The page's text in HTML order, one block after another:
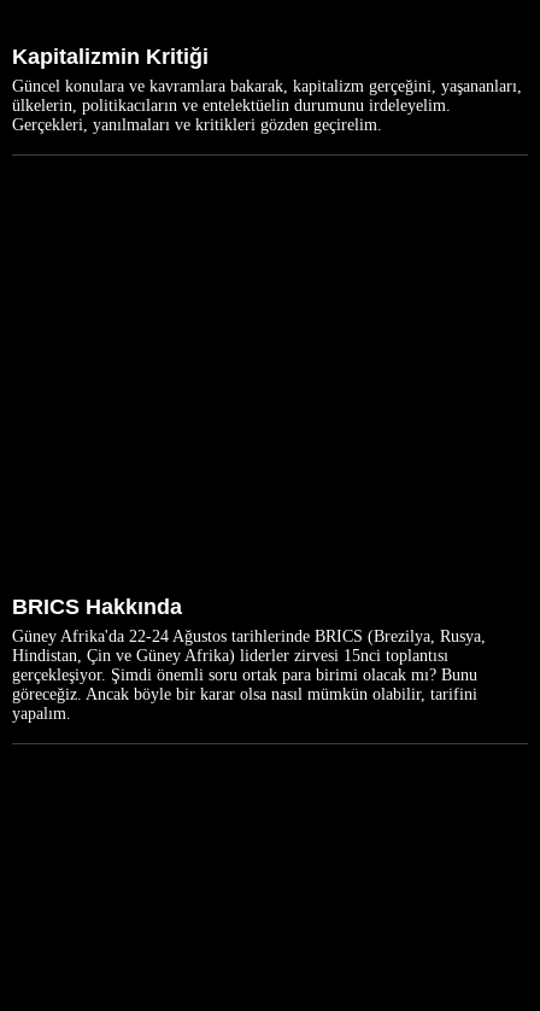
Kapitalizmin Kritiği
Güncel konulara ve kavramlara bakarak, kapitalizm gerçeğini, yaşananları,
ülkelerin, politikacıların ve entelektüelin durumunu irdeleyelim.
Gerçekleri, yanılmaları ve kritikleri gözden geçirelim.
BRICS Hakkında
Güney Afrika'da 22-24 Ağustos tarihlerinde BRICS (Brezilya, Rusya,
Hindistan, Çin ve Güney Afrika) liderler zirvesi 15nci toplantısı
gerçekleşiyor. Şimdi önemli soru ortak para birimi olacak mı? Bunu
göreceğiz. Ancak böyle bir karar olsa nasıl mümkün olabilir, tarifini
yapalım.